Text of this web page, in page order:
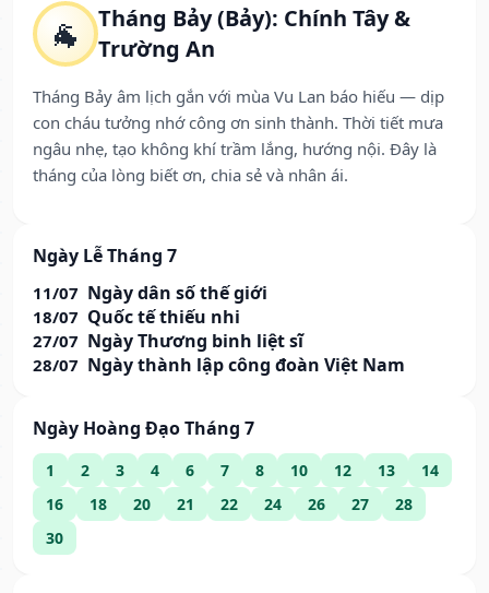
🐐
Tháng Bảy (Bảy): Chính Tây &
Trường An
Tháng Bảy âm lịch gắn với mùa Vu Lan báo hiếu — dịp
con cháu tưởng nhớ công ơn sinh thành. Thời tiết mưa
ngâu nhẹ, tạo không khí trầm lắng, hướng nội. Đây là
tháng của lòng biết ơn, chia sẻ và nhân ái.
Ngày Lễ Tháng 7
11/07 Ngày dân số thế giới
18/07 Quốc tế thiếu nhi
27/07 Ngày Thương binh liệt sĩ
28/07 Ngày thành lập công đoàn Việt Nam
Ngày Hoàng Đạo Tháng 7
1 2 3 4 6 7 8 10 12 13
14
16
18 20 21 22 24 26 27
28
30